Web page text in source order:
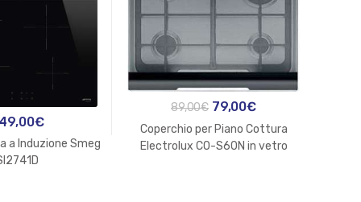
€
a Induzione Smeg
89,00€ Il
prezzo
originale
79,00€Il
prezzo
attuale
Coperchio per Piano Cottura
Electrolux CO-S60N in vetro